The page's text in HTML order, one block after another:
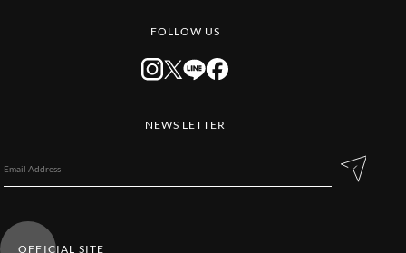
FOLLOW US
NEWS LETTER
OFFICIAL SITE